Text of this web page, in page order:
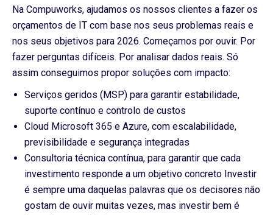
Na Compuworks, ajudamos os nossos clientes a fazer os
orçamentos de IT com base nos seus problemas reais e
nos seus objetivos para 2026. Começamos por ouvir. Por
fazer perguntas difíceis. Por analisar dados reais. Só
assim conseguimos propor soluções com impacto:
Serviços geridos (MSP) para garantir estabilidade,
suporte contínuo e controlo de custos
Cloud Microsoft 365 e Azure, com escalabilidade,
previsibilidade e segurança integradas
Consultoria técnica contínua, para garantir que cada
investimento responde a um objetivo concreto Investir
é sempre uma daquelas palavras que os decisores não
gostam de ouvir muitas vezes, mas investir bem é